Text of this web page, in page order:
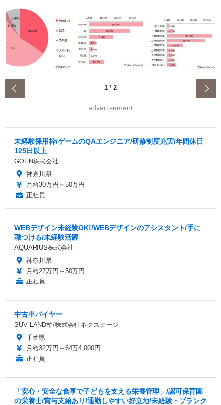
1 / 2
advertisement
未経験採用枠/ゲームのQAエンジニア/研修制度充実/年間休日
125日以上
GOEN株式会社
神奈川県
月給30万円～50万円
正社員
WEBデザイン未経験OK!/WEBデザインのアシスタント/手に
職つける/未経験活躍
AQUARIUS株式会社
神奈川県
月給27万円～50万円
正社員
中古車バイヤー
SUV LAND柏/株式会社ネクステージ
千葉県
月給32万円～64万4,000円
正社員
「安心・安全な食事で子どもを支える栄養管理」/認可保育園
の栄養士/賞与支給あり/通勤しやすい好立地/未経験・ブランク